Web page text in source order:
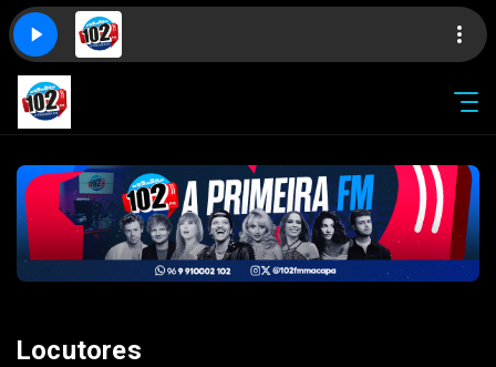
Locutores